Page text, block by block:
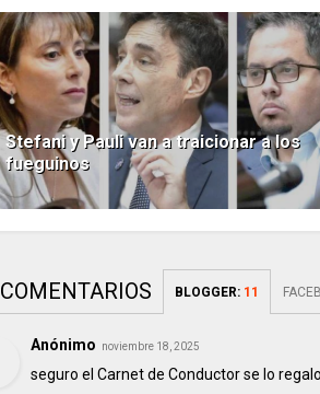
Stefani y Pauli van a traicionar a los
fueguinos
COMENTARIOS BLOGGER: 11
Anónimo noviembre 18, 2025
seguro el Carnet de Conductor se lo